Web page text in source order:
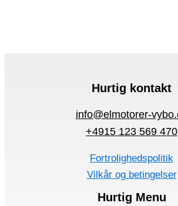
Hurtig kontakt
info@elmotorer-
+4915 123 569 470
Fortrolighedspolitik
Vilkår og betingelser
Hurtig Menu